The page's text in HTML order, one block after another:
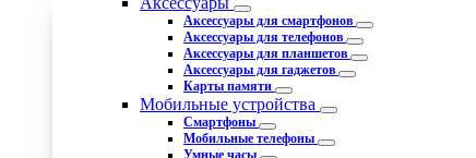
Аксессуары для смартфонов
Аксессуары для телефонов
Аксессуары для планшетов
Аксессуары для гаджетов
Карты памяти
Мобильные устройства
Смартфоны
Мобильные телефоны
Умные часы